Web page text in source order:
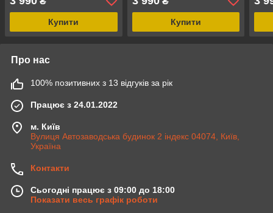
Купити Купити
Про нас
100% позитивних з 13 відгуків за рік
Працює з 24.01.2022
м. Київ
Вулиця Автозаводська будинок 2 індекс 04074, Київ,
Україна
Контакти
Сьогодні працює з 09:00 до 18:00
Показати весь графік роботи